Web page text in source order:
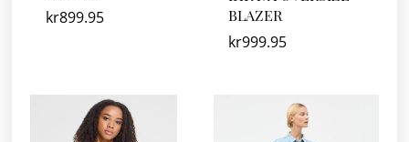
kr899.95
BLAZER
kr999.95